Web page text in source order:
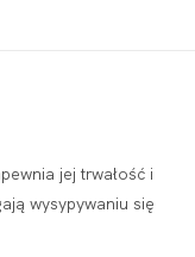
jej trwałość i
wysypywaniu się